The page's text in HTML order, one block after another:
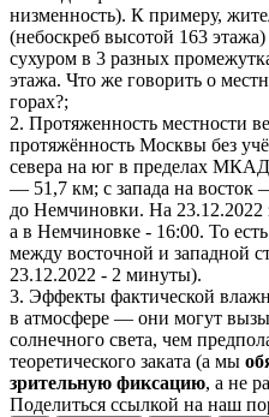
низменность). К примеру,
(небоскреб высотой 163
сухуром в 3 разных
этажа. Что же говорить о
горах?;
2. Протяженность местности
протяжённость Москвы без
севера на юг в пределах
— 51,7 км; с запада на восток
до Немчиновки. На 23.12.2022
а в Немчиновке - 16:00. То
между восточной и западной
23.12.2022 - 2 минуты).
3. Эффекты фактической
в атмосфере — они могут
солнечного света, чем
теоретического заката (а мы
зрительную фиксацию, а не
Поделиться ссылкой на наш